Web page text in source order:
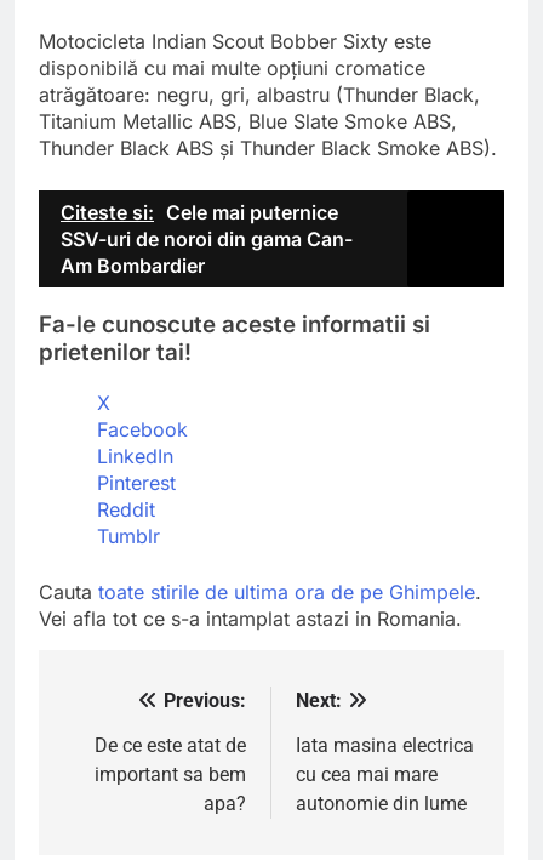
Motocicleta Indian Scout Bobber Sixty este
disponibilă cu mai multe opțiuni cromatice
atrăgătoare: negru, gri, albastru (Thunder Black,
Titanium Metallic ABS, Blue Slate Smoke ABS,
Thunder Black ABS și Thunder Black Smoke ABS).
Citeste si: Cele mai puternice
SSV-uri de noroi din gama Can-
Am Bombardier
Fa-le cunoscute aceste informatii si
prietenilor tai!
X
Facebook
LinkedIn
Pinterest
Reddit
Tumblr
Cauta toate stirile de ultima ora de pe Ghimpele.
Vei afla tot ce s-a intamplat astazi in Romania.
Navigare
articole
Previous:
De ce este atat de
important sa bem
apa?
Next:
Iata masina electrica
cu cea mai mare
autonomie din lume